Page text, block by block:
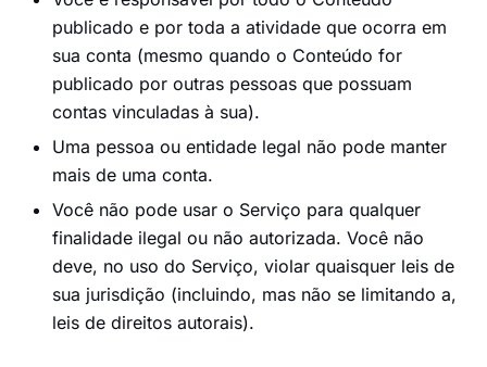
publicado e por toda a atividade que ocorra em
sua conta (mesmo quando o Conteúdo for
publicado por outras pessoas que possuam
contas vinculadas à sua).
Uma pessoa ou entidade legal não pode manter
mais de uma conta.
Você não pode usar o Serviço para qualquer
finalidade ilegal ou não autorizada. Você não
deve, no uso do Serviço, violar quaisquer leis de
sua jurisdição (incluindo, mas não se limitando a,
leis de direitos autorais).